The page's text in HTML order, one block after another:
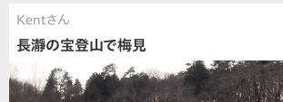
Kentさん
長瀞の宝登山で梅見